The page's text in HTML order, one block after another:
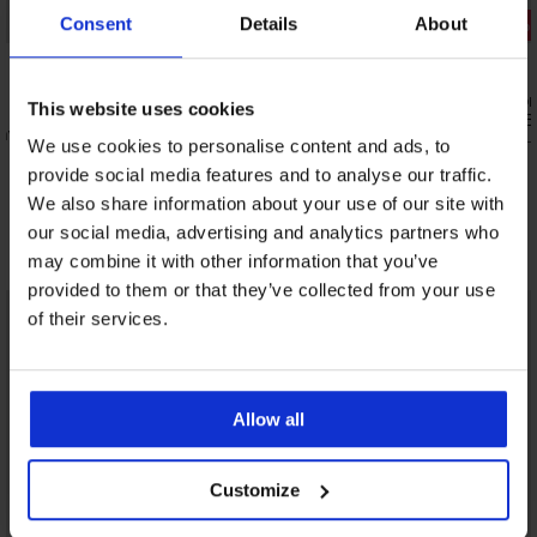
Consent Details About
This website uses cookies
We use cookies to personalise content and ads, to
provide social media features and to analyse our traffic.
We also share information about your use of our site with
our social media, advertising and analytics partners who
may combine it with other information that you’ve
provided to them or that they’ve collected from your use
of their services.
Allow all
Customize
5
2+1 ZADARMO
5
Bambusové ponožky Bengam krátke
6,99 €
5,24 € kód: ALL25
Zľava -20%
3PACK
JONES
8,79 €
10,99
Objavte podobné kúsky